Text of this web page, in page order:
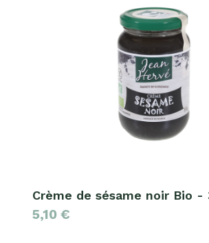
Crème de sésame noir Bio -
5,10 €